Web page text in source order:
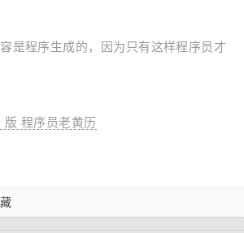
是程序生成的，因为只有这样程序员才
版 程序员老黄历